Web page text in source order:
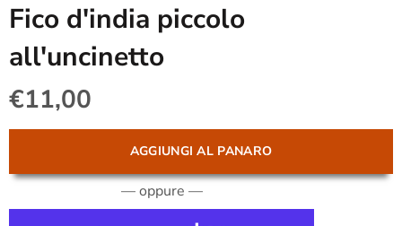
Fico d'india piccolo
all'uncinetto
€11,00
AGGIUNGI AL PANARO
— oppure —